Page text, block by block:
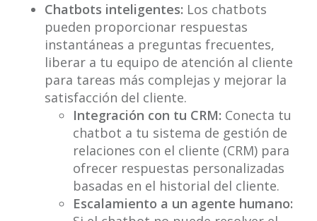
Chatbots inteligentes: Los chatbots
pueden proporcionar respuestas
instantáneas a preguntas frecuentes,
liberar a tu equipo de atención al cliente
para tareas más complejas y mejorar la
satisfacción del cliente.
Integración con tu CRM: Conecta tu
chatbot a tu sistema de gestión de
relaciones con el cliente (CRM) para
ofrecer respuestas personalizadas
basadas en el historial del cliente.
Escalamiento a un agente humano: